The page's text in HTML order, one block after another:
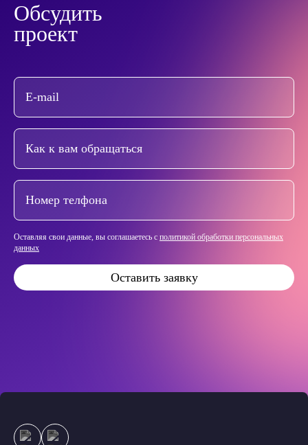
Обсудить
проект
Оставляя свои данные, вы соглашаетесь с политикой обработки персональных
данных